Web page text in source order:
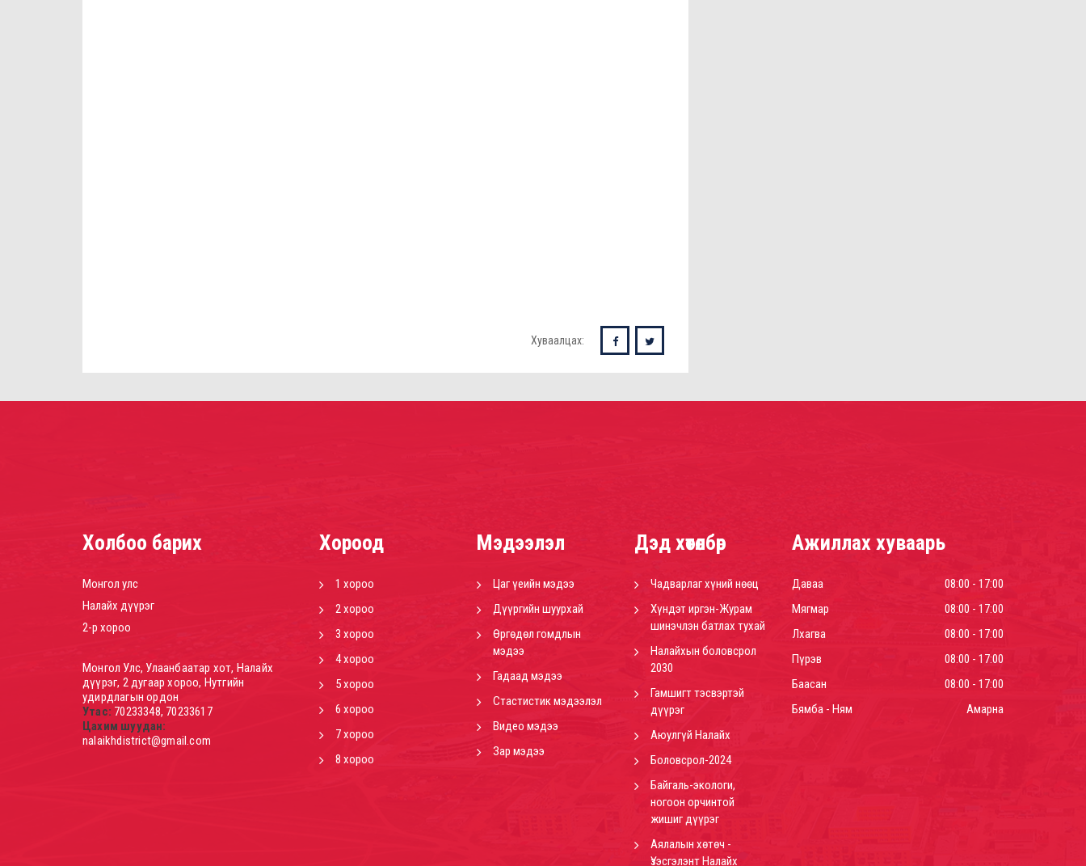
Хуваалцах:
Холбоо барих
Монгол улс
Налайх дүүрэг
2-р хороо
Монгол Улс, Улаанбаатар хот, Налайх
дүүрэг, 2 дугаар хороо, Нутгийн
удирдлагын ордон
Утас: 70233348, 70233617
Цахим шуудан:
nalaikhdistrict@gmail.com
Хороод
1 хороо
2 хороо
3 хороо
4 хороо
5 хороо
6 хороо
7 хороо
8 хороо
Мэдээлэл
Цаг үеийн мэдээ
Дүүргийн шуурхай
Өргөдөл гомдлын
мэдээ
Гадаад мэдээ
Стастистик мэдээлэл
Видео мэдээ
Зар мэдээ
Дэд хөтөлбөр
Чадварлаг хүний нөөц
Хүндэт иргэн-Журам
шинэчлэн батлах тухай
Налайхын боловсрол
2030
Гамшигт тэсвэртэй
дүүрэг
Аюулгүй Налайх
Боловсрол-2024
Байгаль-экологи,
ногоон орчинтой
жишиг дүүрэг
Аялалын хөтөч -
Үзэсгэлэнт Налайх
Ажиллах хуваарь
Даваа
08:00 - 17:00
Мягмар
08:00 - 17:00
Лхагва
08:00 - 17:00
Пүрэв
08:00 - 17:00
Баасан
08:00 - 17:00
Бямба - Ням
Амарна